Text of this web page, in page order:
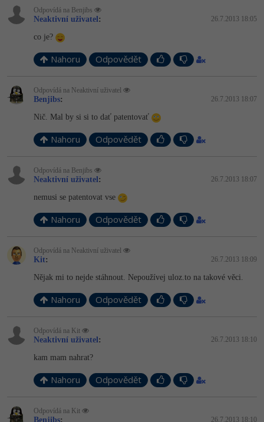
Copywriter
Algoritmy -41%
Umělá inteligence (AI)
Fórum
Time management
Windows
Kybernetická bezpečnost
Fórum
Odpovídá na Benjibs
Neaktivní uživatel: 26.7.2013 18:05
co je?
Nahoru Odpovědět
Odpovídá na Neaktivní uživatel
Benjibs: 26.7.2013 18:07
Nič. Mal by si si to dať patentovať
Nahoru Odpovědět
Odpovídá na Benjibs
Neaktivní uživatel: 26.7.2013 18:07
nemusi se patentovat vse
Nahoru Odpovědět
Odpovídá na Neaktivní uživatel
Kit: 26.7.2013 18:09
Nějak mi to nejde stáhnout. Nepoužívej uloz.to na takové věci.
Nahoru Odpovědět
Odpovídá na Kit
Neaktivní uživatel: 26.7.2013 18:10
kam mam nahrat?
Nahoru Odpovědět
Odpovídá na Kit
Benjibs: 26.7.2013 18:10